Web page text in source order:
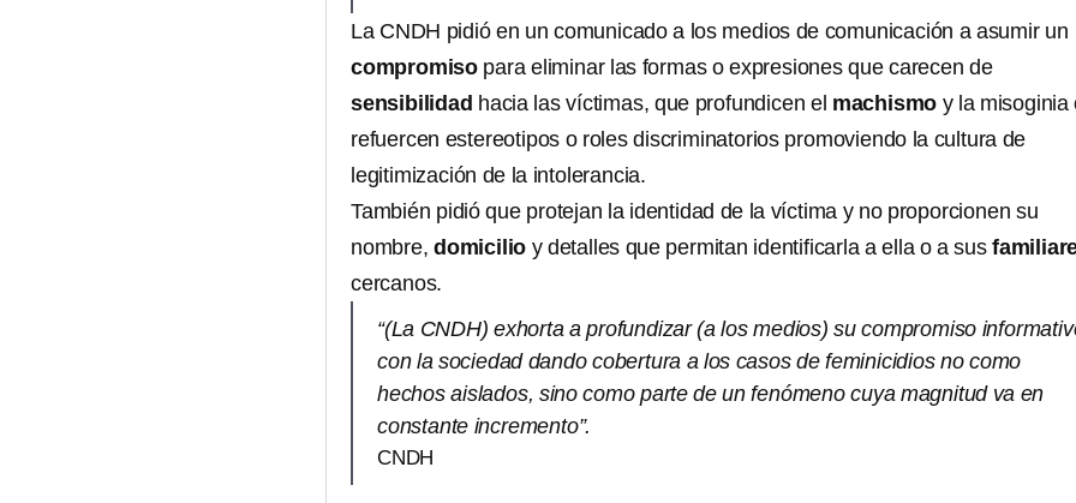
La CNDH pidió en un comunicado a los medios de comunicación a asumir un
compromiso para eliminar las formas o expresiones que carecen de
sensibilidad hacia las víctimas, que profundicen el machismo y la misoginia
refuercen estereotipos o roles discriminatorios promoviendo la cultura de
legitimización de la intolerancia.
También pidió que protejan la identidad de la víctima y no proporcionen su
nombre, domicilio y detalles que permitan identificarla a ella o a sus
cercanos.
“(La CNDH) exhorta a profundizar (a los medios) su compromiso
con la sociedad dando cobertura a los casos de feminicidios no como
hechos aislados, sino como parte de un fenómeno cuya magnitud va en
constante incremento”.
CNDH